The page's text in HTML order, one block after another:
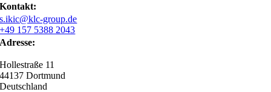
Kontakt:
s.ikic@klc-group.de
+49 157 5388 2043
Adresse:
Hollestraße 11
44137 Dortmund
Deutschland